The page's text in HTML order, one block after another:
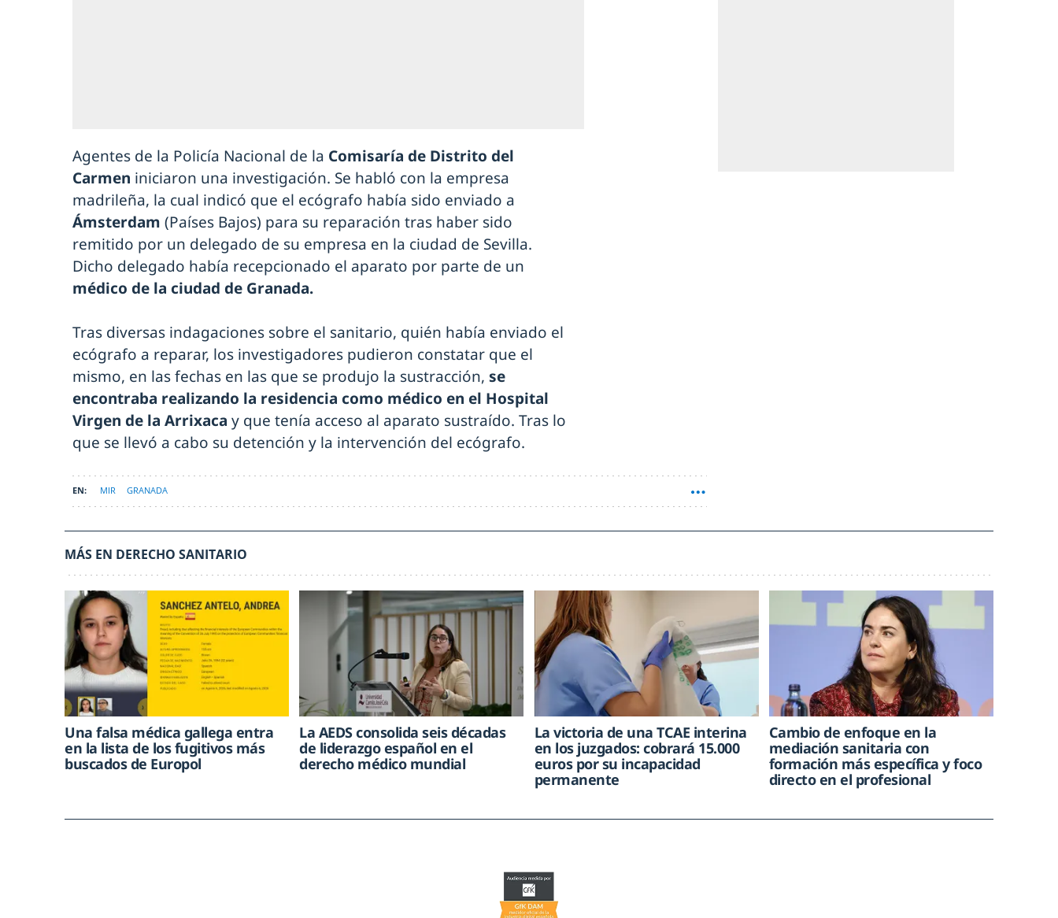
Agentes de la Policía Nacional de la Comisaría de Distrito del
Carmen iniciaron una investigación. Se habló con la empresa
madrileña, la cual indicó que el ecógrafo había sido enviado a
Ámsterdam (Países Bajos) para su reparación tras haber sido
remitido por un delegado de su empresa en la ciudad de Sevilla.
Dicho delegado había recepcionado el aparato por parte de un
médico de la ciudad de Granada.
Tras diversas indagaciones sobre el sanitario, quién había enviado el
ecógrafo a reparar, los investigadores pudieron constatar que el
mismo, en las fechas en las que se produjo la sustracción, se
encontraba realizando la residencia como médico en el Hospital
Virgen de la Arrixaca y que tenía acceso al aparato sustraído. Tras lo
que se llevó a cabo su detención y la intervención del ecógrafo.
MIR GRANADA
MÁS EN DERECHO SANITARIO
Una falsa médica gallega entra
en la lista de los fugitivos más
buscados de Europol
La AEDS consolida seis décadas
de liderazgo español en el
derecho médico mundial
La victoria de una TCAE interina
en los juzgados: cobrará 15.000
euros por su incapacidad
permanente
Cambio de enfoque en la
mediación sanitaria con
formación más específica y foco
directo en el profesional